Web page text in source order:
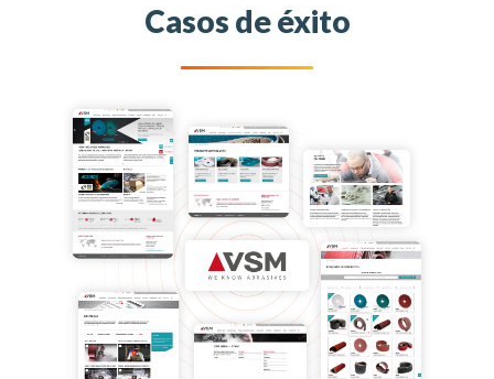
Casos de éxito